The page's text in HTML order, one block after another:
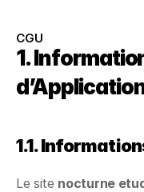
CGU
1.
1.1.
Le site nocturne